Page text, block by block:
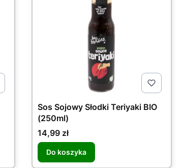
Sos Sojowy Słodki Teriyaki BIO
(250ml)
Cena
14,99 zł
Do koszyka